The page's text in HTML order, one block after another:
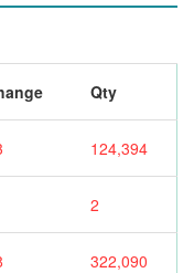
Qty
124,394
2
322,090